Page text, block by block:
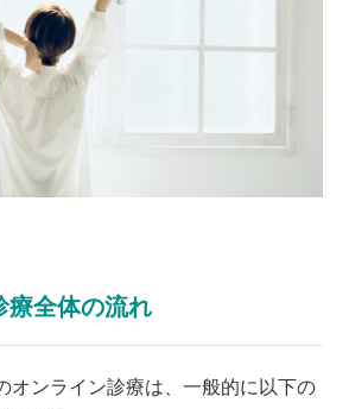
全体の流れ
オンライン診療は、一般的に以下の